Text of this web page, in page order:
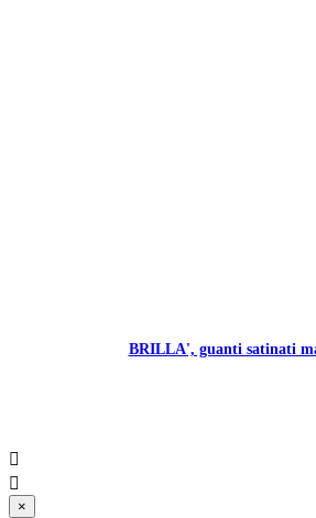
BRILLA', guanti satinati


×